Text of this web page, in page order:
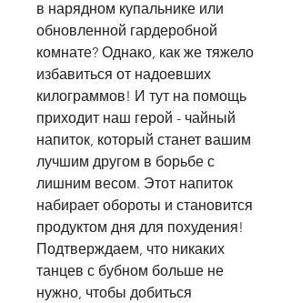
в нарядном купальнике или
обновленной гардеробной
комнате? Однако, как же тяжело
избавиться от надоевших
килограммов! И тут на помощь
приходит наш герой - чайный
напиток, который станет вашим
лучшим другом в борьбе с
лишним весом. Этот напиток
набирает обороты и становится
продуктом дня для похудения!
Подтверждаем, что никаких
танцев с бубном больше не
нужно, чтобы добиться